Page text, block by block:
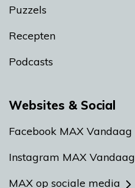
Puzzels
Recepten
Podcasts
Websites & Social
Facebook MAX Vandaag
Instagram MAX Vandaag
MAX op sociale media